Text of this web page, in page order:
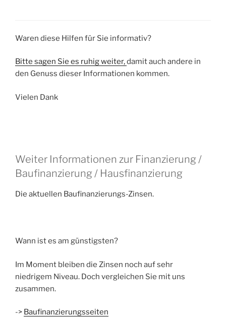
Waren diese Hilfen für Sie informativ?
Bitte sagen Sie es ruhig weiter,damit auch andere in
den Genuss dieser Informationen kommen.
Vielen Dank
Weiter Informationen zur Finanzierung /
Baufinanzierung / Hausfinanzierung
Die aktuellen Baufinanzierungs-Zinsen.
Wann ist es am günstigsten?
Im Moment bleiben die Zinsen noch auf sehr
niedrigem Niveau. Doch vergleichen Sie mit uns
zusammen.
-> Baufinanzierungsseiten